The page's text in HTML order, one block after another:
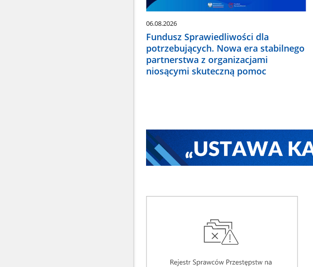
06.08.2026
Fundusz Sprawiedliwości dla
potrzebujących. Nowa era stabilnego
partnerstwa z organizacjami
niosącymi skuteczną pomoc